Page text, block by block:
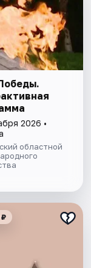
2026 •
областной
₽